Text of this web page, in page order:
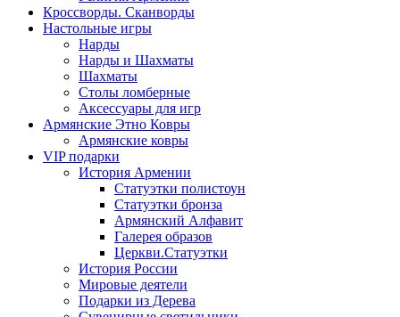
Кроссворды. Сканворды
Настольные игры
Нарды
Нарды и Шахматы
Шахматы
Столы ломберные
Аксессуары для игр
Армянские Этно Ковры
Армянские ковры
VIP подарки
История Армении
Статуэтки полистоун
Статуэтки бронза
Армянский Алфавит
Галерея образов
Церкви.Статуэтки
История России
Мировые деятели
Подарки из Дерева